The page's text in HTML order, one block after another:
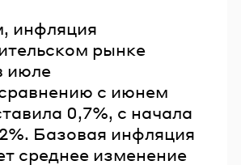
инфляция
рынке
июле
с июнем
0,7%, с начала
Базовая инфляция
среднее изменение